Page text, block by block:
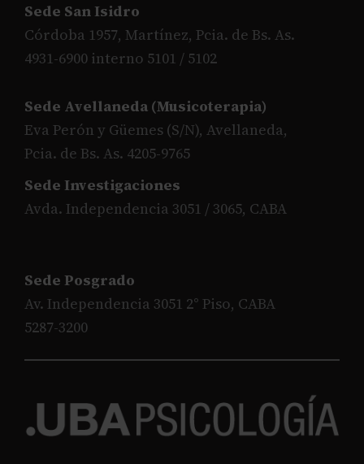
Sede San Isidro
Córdoba 1957, Martínez, Pcia. de Bs. As.
4931-6900 interno 5101 / 5102
Sede Avellaneda (Musicoterapia)
Eva Perón y Güemes (S/N), Avellaneda,
Pcia. de Bs. As. 4205-9765
Sede Investigaciones
Avda. Independencia 3051 / 3065, CABA
Sede Posgrado
Av. Independencia 3051 2° Piso, CABA
5287-3200